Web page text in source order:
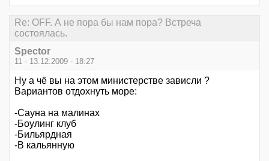
Re: OFF. А не пора бы нам пора? Встреча
состоялась.
Spector
11 - 13.12.2009 - 18:27
Ну а чё вы на этом министерстве зависли ?
Вариантов отдохнуть море:
-Сауна на малинах
-Боулинг клуб
-Бильярдная
-В кальянную